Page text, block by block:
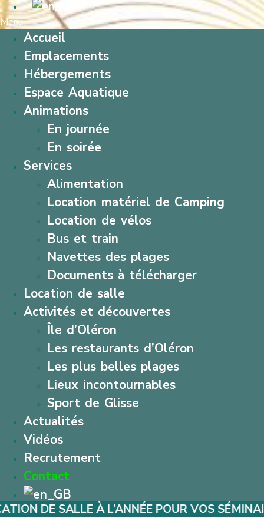
Menu
Accueil
Emplacements
Hébergements
Espace Aquatique
Animations
En journée
En soirée
Services
Alimentation
Location matériel de Camping
Location de vélos
Bus et train
Navettes des plages
Documents à télécharger
Location de salle
Activités et découvertes
Île d’Oléron
Les restaurants d’Oléron
Les plus belles plages
Lieux incontournables
Sport de Glisse
Actualités
Vidéos
Recrutement
Contact
À L’ANNÉE POUR VOS SÉMINAIRES –